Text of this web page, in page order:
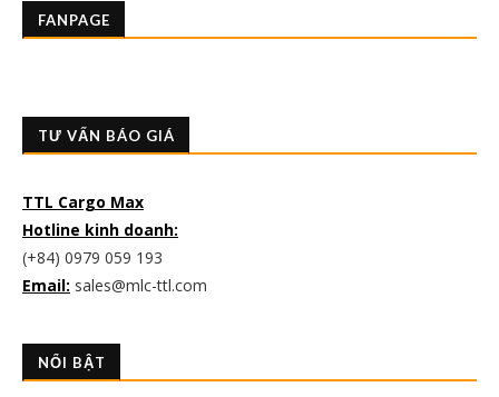
FANPAGE
TƯ VẤN BÁO GIÁ
TTL Cargo Max
Hotline kinh doanh:
(+84) 0979 059 193
Email: sales@mlc-ttl.com
NỔI BẬT